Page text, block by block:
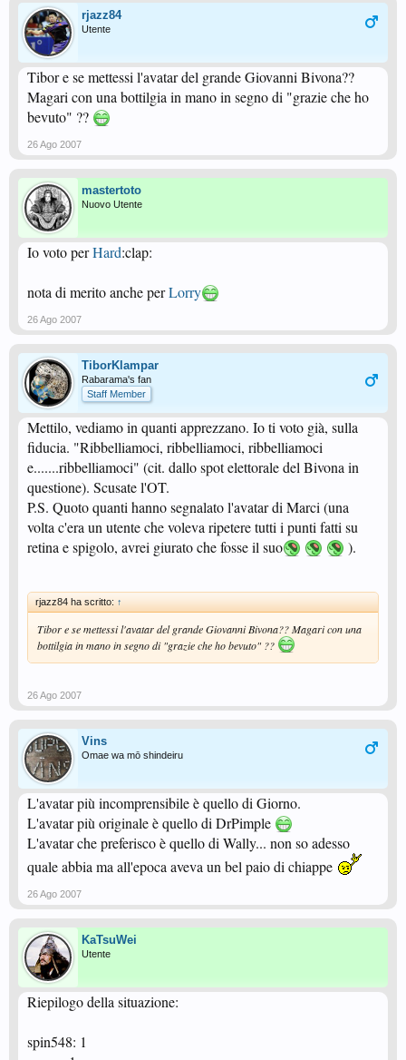
rjazz84
Utente
Tibor e se mettessi l'avatar del grande Giovanni Bivona??
Magari con una bottilgia in mano in segno di "grazie che ho
bevuto" ??
26 Ago 2007
mastertoto
Nuovo Utente
Io voto perHard:clap:
nota di merito anche perLorry
26 Ago 2007
TiborKlampar
Rabarama's fan
Staff Member
Mettilo, vediamo in quanti apprezzano. Io ti voto già, sulla
fiducia. "Ribbelliamoci, ribbelliamoci, ribbelliamoci
e.......ribbelliamoci" (cit. dallo spot elettorale del Bivona in
questione). Scusate l'OT.
P.S. Quoto quanti hanno segnalato l'avatar di Marci (una
volta c'era un utente che voleva ripetere tutti i punti fatti su
retina e spigolo, avrei giurato che fosse il suo
).
rjazz84 ha scritto: ↑
Tibor e se mettessi l'avatar del grande Giovanni Bivona?? Magari con una
bottilgia in mano in segno di "grazie che ho bevuto" ??
26 Ago 2007
Vins
Omae wa mō shindeiru
L'avatar più incomprensibile è quello di Giorno.
L'avatar più originale è quello di DrPimple
L'avatar che preferisco è quello di Wally... non so adesso
quale abbia ma all'epoca aveva un bel paio di chiappe
26 Ago 2007
KaTsuWei
Utente
Riepilogo della situazione:
spin548: 1